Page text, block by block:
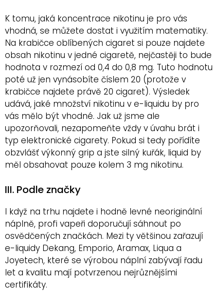
K tomu, jaká koncentrace nikotinu je pro vás
vhodná, se můžete dostat i využitím matematiky.
Na krabičce oblíbených cigaret si pouze najdete
obsah nikotinu v jedné cigaretě, nejčastěji to bude
hodnota v rozmezí od 0,4 do 0,8 mg. Tuto hodnotu
poté už jen vynásobíte číslem 20 (protože v
krabičce najdete právě 20 cigaret). Výsledek
udává, jaké množství nikotinu v e-liquidu by pro
vás mělo být vhodné. Jak už jsme ale
upozorňovali, nezapomeňte vždy v úvahu brát i
typ elektronické cigarety. Pokud si tedy pořídíte
obzvlášť výkonný grip a jste silný kuřák, liquid by
měl obsahovat pouze kolem 3 mg nikotinu.
III. Podle značky
I když na trhu najdete i hodně levné neoriginální
náplně, profi vapeři doporučují sáhnout po
osvědčených značkách. Mezi ty většinou zařazují
e-liquidy Dekang, Emporio, Aramax, Liqua a
Joyetech, které se výrobou náplní zabývají řadu
let a kvalitu mají potvrzenou nejrůznějšími
certifikáty.